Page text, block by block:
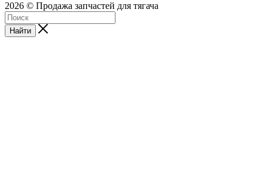
2026 © Продажа запчастей для тягача
Найти